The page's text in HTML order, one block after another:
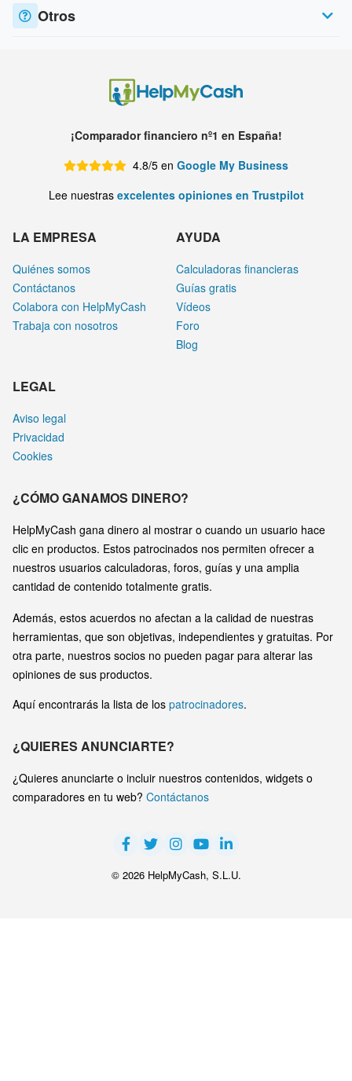
Otros
¡Comparador financiero nº1 en España!
4.8/5 en Google My Business
Lee nuestras excelentes opiniones en Trustpilot
LA EMPRESA
Quiénes somos
Contáctanos
Colabora con HelpMyCash
Trabaja con nosotros
AYUDA
Calculadoras financieras
Guías gratis
Vídeos
Foro
Blog
LEGAL
Aviso legal
Privacidad
Cookies
¿CÓMO GANAMOS DINERO?
HelpMyCash gana dinero al mostrar o cuando un usuario hace
clic en productos. Estos patrocinados nos permiten ofrecer a
nuestros usuarios calculadoras, foros, guías y una amplia
cantidad de contenido totalmente gratis.
Además, estos acuerdos no afectan a la calidad de nuestras
herramientas, que son objetivas, independientes y gratuitas. Por
otra parte, nuestros socios no pueden pagar para alterar las
opiniones de sus productos.
Aquí encontrarás la lista de los patrocinadores.
¿QUIERES ANUNCIARTE?
¿Quieres anunciarte o incluir nuestros contenidos, widgets o
comparadores en tu web? Contáctanos
© 2026 HelpMyCash, S.L.U.